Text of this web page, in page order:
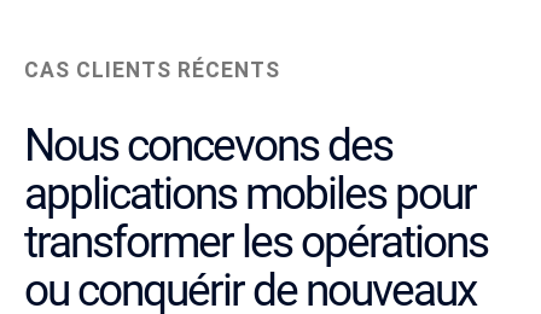
CAS CLIENTS RÉCENTS
Nous concevons des
applications mobiles pour
transformer les opérations
ou conquérir de nouveaux